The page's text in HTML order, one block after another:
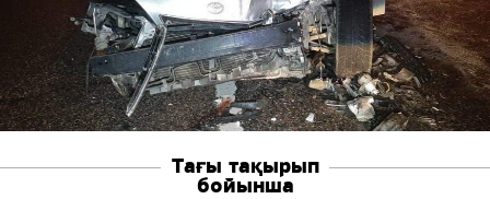
Тағы тақырып
бойынша